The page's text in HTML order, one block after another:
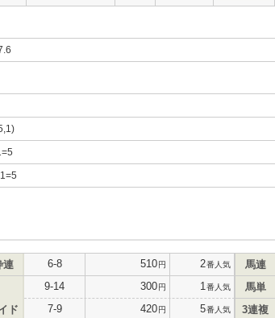
連 6-8 510円 2番人気
ド
9-14 300円 1 番人気
7-9 420円 5番人気
馬連
馬単
3連複